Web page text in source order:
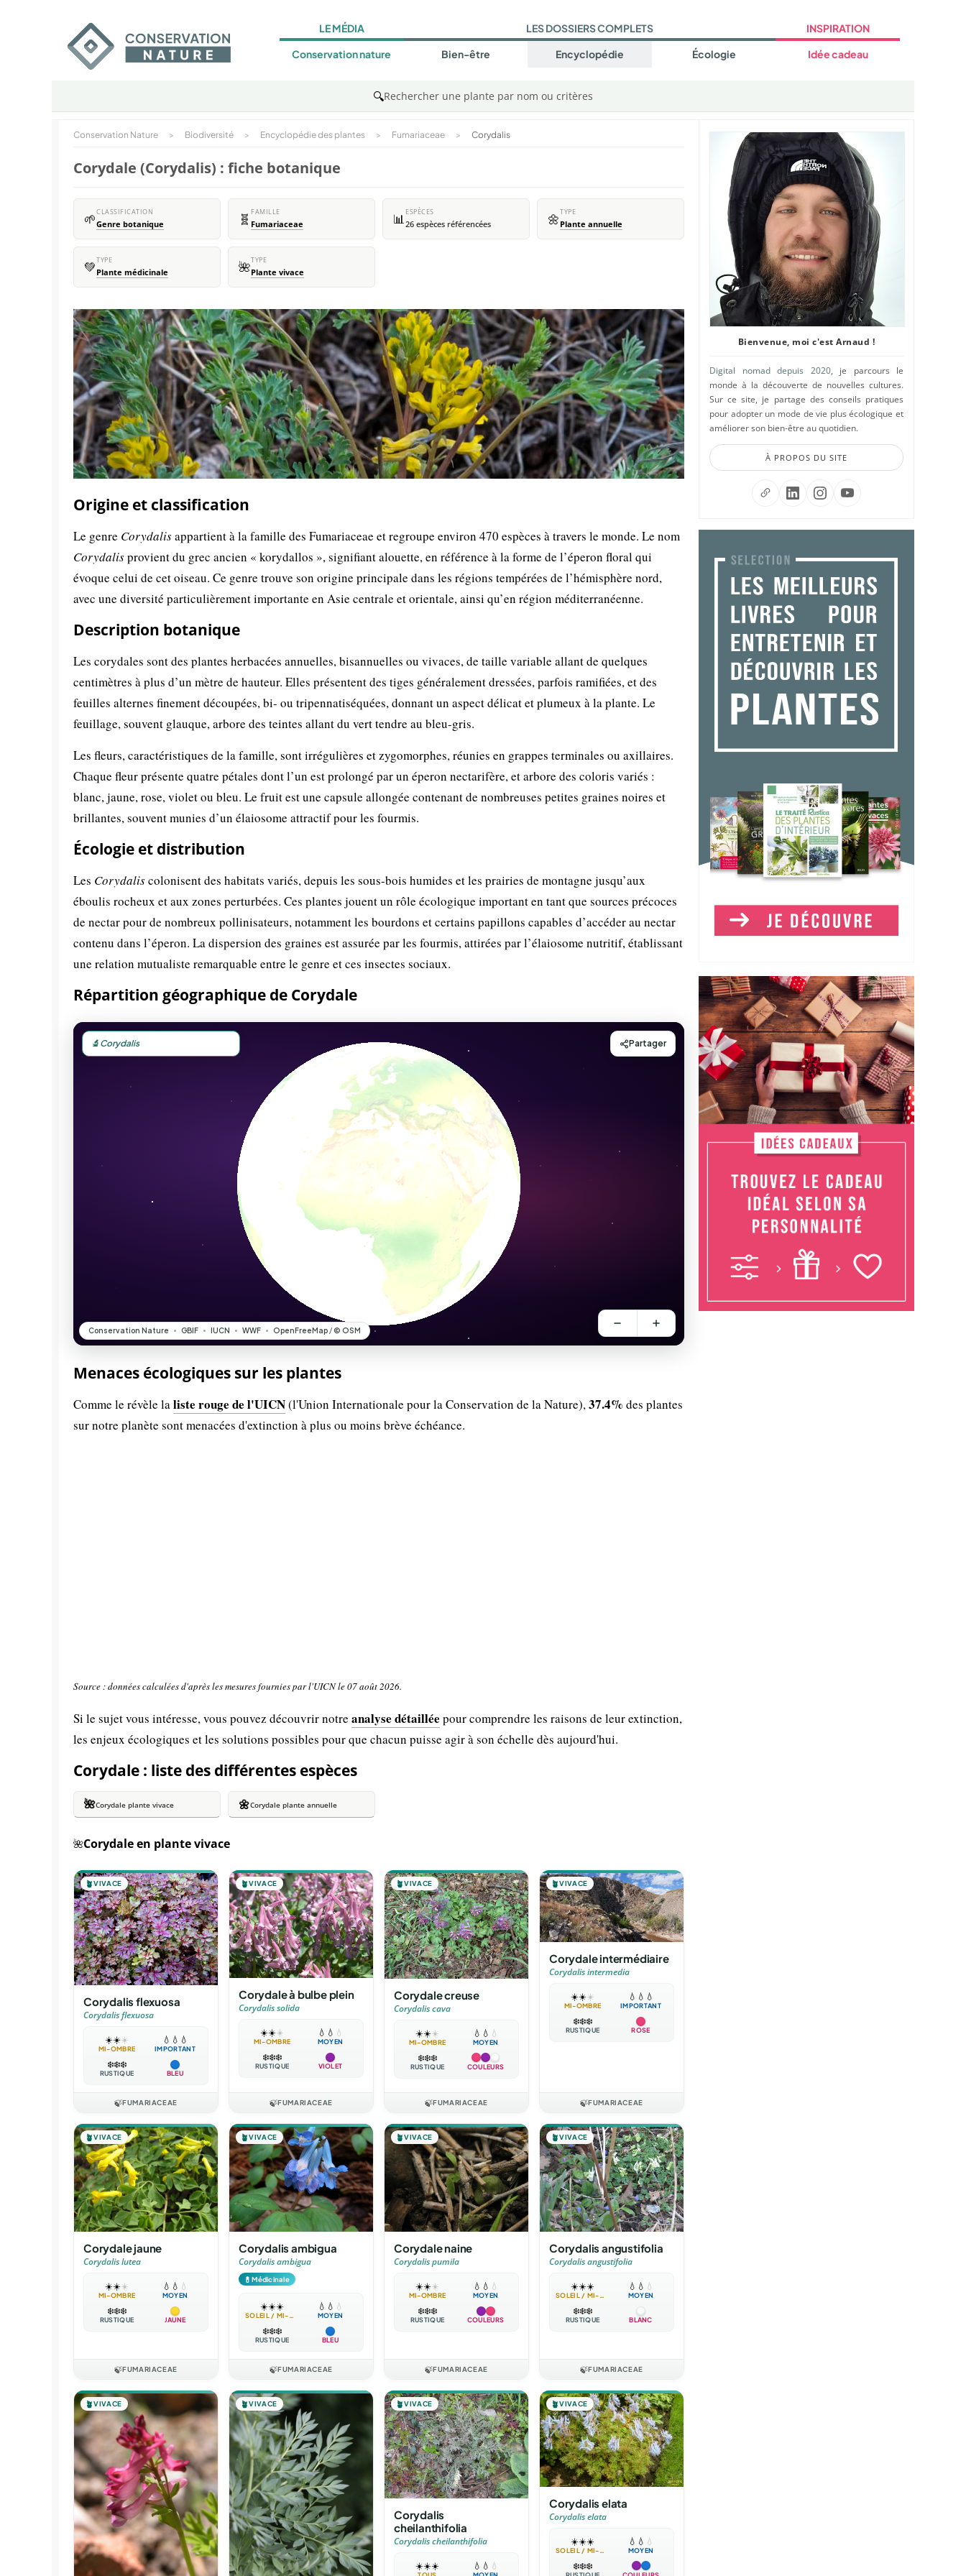
LE MÉDIA
Conservation nature
LES DOSSIERS COMPLETS
Bien-être Encyclopédie Écologie
INSPIRATION
Idée cadeau
🔍Rechercher une plante par nom ou critères
Conservation Nature > Biodiversité > Encyclopédie des plantes > Fumariaceae > Corydalis
Corydale (Corydalis) : fiche botanique
🌱CLASSIFICATION
Genre botanique 🧬 FAMILLE
Fumariaceae 📊 ESPÈCES
26 espèces référencées 🌼TYPE
Plante annuelle
💚TYPE
Plante médicinale 🌺TYPE
Plante vivace
Origine et classification
Le genre Corydalisappartient à la famille des Fumariaceae et regroupe environ 470 espèces à travers le monde. Le nom
Corydalisprovient du grec ancien « korydallos », signifiant alouette, en référence à la forme de l’éperon floral qui
évoque celui de cet oiseau. Ce genre trouve son origine principale dans les régions tempérées de l’hémisphère nord,
avec une diversité particulièrement importante en Asie centrale et orientale, ainsi qu’en région méditerranéenne.
Description botanique
Les corydales sont des plantes herbacées annuelles, bisannuelles ou vivaces, de taille variable allant de quelques
centimètres à plus d’un mètre de hauteur. Elles présentent des tiges généralement dressées, parfois ramifiées, et des
feuilles alternes finement découpées, bi- ou tripennatiséquées, donnant un aspect délicat et plumeux à la plante. Le
feuillage, souvent glauque, arbore des teintes allant du vert tendre au bleu-gris.
Les fleurs, caractéristiques de la famille, sont irrégulières et zygomorphes, réunies en grappes terminales ou axillaires.
Chaque fleur présente quatre pétales dont l’un est prolongé par un éperon nectarifère, et arbore des coloris variés :
blanc, jaune, rose, violet ou bleu. Le fruit est une capsule allongée contenant de nombreuses petites graines noires et
brillantes, souvent munies d’un élaiosome attractif pour les fourmis.
Écologie et distribution
Les Corydaliscolonisent des habitats variés, depuis les sous-bois humides et les prairies de montagne jusqu’aux
éboulis rocheux et aux zones perturbées. Ces plantes jouent un rôle écologique important en tant que sources précoces
de nectar pour de nombreux pollinisateurs, notamment les bourdons et certains papillons capables d’accéder au nectar
contenu dans l’éperon. La dispersion des graines est assurée par les fourmis, attirées par l’élaiosome nutritif, établissant
une relation mutualiste remarquable entre le genre et ces insectes sociaux.
Répartition géographique de Corydale
Menaces écologiques sur les plantes
Comme le révèle laliste rouge de l'UICN(l'Union Internationale pour la Conservation de la Nature),37.4% des plantes
sur notre planète sont menacées d'extinction à plus ou moins brève échéance.
Source : données calculées d'après les mesures fournies par l'UICN le 07 août 2026.
Si le sujet vous intéresse, vous pouvez découvrir notre analyse détaillée pour comprendre les raisons de leur extinction,
les enjeux écologiques et les solutions possibles pour que chacun puisse agir à son échelle dès aujourd'hui.
Corydale : liste des différentes espèces
🌺Corydale plante vivace 🌼Corydale plante annuelle
🌺Corydale en plante vivace
🪴VIVACE
Corydalis flexuosa
Corydalis flexuosa
☀️☀️☀️
MI-OMBRE
💧 💧 💧
IMPORTANT
❄️❄️❄️
RUSTIQUE BLEU
🍃FUMARIACEAE
🪴VIVACE
Corydale à bulbe plein
Corydalis solida
☀️☀️☀️
MI-OMBRE
💧 💧 💧
MOYEN
❄️❄️❄️
RUSTIQUE VIOLET
🍃FUMARIACEAE
🪴VIVACE
Corydale creuse
Corydalis cava
☀️☀️☀️
MI-OMBRE
💧 💧 💧
MOYEN
❄️❄️❄️
RUSTIQUE COULEURS
🍃FUMARIACEAE
🪴VIVACE
Corydale intermédiaire
Corydalis intermedia
☀️☀️☀️
MI-OMBRE
💧 💧 💧
IMPORTANT
❄️❄️❄️
RUSTIQUE ROSE
🍃FUMARIACEAE
🪴VIVACE
Corydale jaune
Corydalis lutea
☀️☀️☀️
MI-OMBRE
💧 💧 💧
MOYEN
❄️❄️❄️
RUSTIQUE JAUNE
🍃FUMARIACEAE
🪴VIVACE
Corydalis ambigua
Corydalis ambigua
💊Médicinale
☀️☀️☀️
SOLEIL / MI-OMBRE
💧 💧 💧
MOYEN
❄️❄️❄️
RUSTIQUE BLEU
🍃FUMARIACEAE
🪴VIVACE
Corydale naine
Corydalis pumila
☀️☀️☀️
MI-OMBRE
💧 💧 💧
MOYEN
❄️❄️❄️
RUSTIQUE COULEURS
🍃FUMARIACEAE
🪴VIVACE
Corydalis angustifolia
Corydalis angustifolia
☀️☀️☀️
SOLEIL / MI-OMBRE
💧 💧 💧
MOYEN
❄️❄️❄️
RUSTIQUE BLANC
🍃FUMARIACEAE
🪴VIVACE 🪴VIVACE 🪴VIVACE
Corydalis
cheilanthifolia
Corydalis cheilanthifolia
☀️☀️☀️ 💧 💧 💧
🪴VIVACE
Corydalis elata
Corydalis elata
☀️☀️☀️
SOLEIL / MI-OMBRE
💧 💧 💧
MOYEN
❄️❄️❄️
Bienvenue, moi c'est Arnaud !
Digital nomad depuis 2020, je parcours le
monde à la découverte de nouvelles cultures.
Sur ce site, je partage des conseils pratiques
pour adopter un mode de vie plus écologique et
améliorer son bien-être au quotidien.
À PROPOS DU SITE